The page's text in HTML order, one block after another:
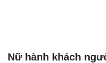
Nữ hành khách